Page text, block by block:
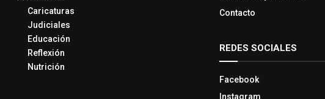
Caricaturas
Judiciales
Educación
Reflexión
Nutrición
Contacto
REDES SOCIALES
Facebook
Instagram